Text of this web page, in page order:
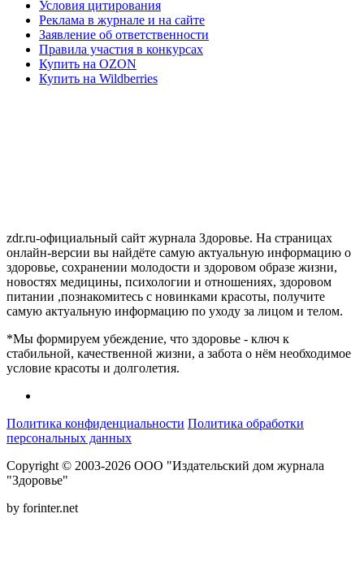
Условия цитирования
Реклама в журнале и на сайте
Заявление об ответственности
Правила участия в конкурсах
Купить на OZON
Купить на Wildberries
zdr.ru-официальный сайт журнала Здоровье. На страницах
онлайн-версии вы найдёте самую актуальную информацию о
здоровье, сохранении молодости и здоровом образе жизни,
новостях медицины, психологии и отношениях, здоровом
питании ,познакомитесь с новинками красоты, получите
самую актуальную информацию по уходу за лицом и телом.
*Мы формируем убеждение, что здоровье - ключ к
стабильной, качественной жизни, а забота о нём необходимое
условие красоты и долголетия.
Политика конфиденциальности Политика обработки
персональных данных
Copyright © 2003-2026 ООО "Издательский дом журнала
"Здоровье"
by forinter.net